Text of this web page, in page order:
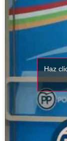
Haz